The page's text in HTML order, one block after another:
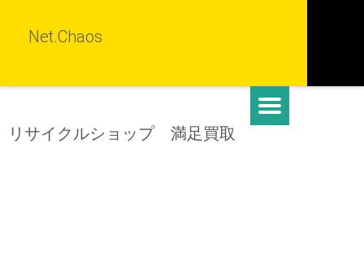
Net.Chaos
リサイクルショップ 満足買取